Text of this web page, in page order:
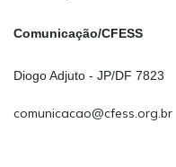
Comunicação/CFESS
Diogo Adjuto - JP/DF 7823
comunicacao@cfess.org.br